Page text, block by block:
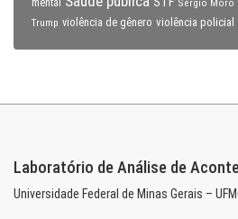
mental Sérgio Moro
Trump violência de gênero violência policial
Laboratório de Análise de
Universidade Federal de Minas Gerais –